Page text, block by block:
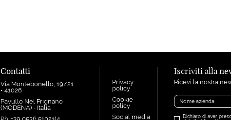
Contatti
Via Montebonello, 19/21
• 41026
Pavullo Nel Frignano
(MODENA) - Italia
Privacy
policy
Cookie
policy
Social media
Iscriviti alla
Ricevi la nostra
Dichiaro di aver